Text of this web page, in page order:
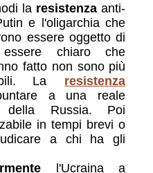
la resistenza anti-
e l'oligarchia che
essere oggetto di
chiaro che
fatto non sono più
La
resistenza
a una reale
della Russia. Poi
in tempi brevi o
a chi ha gli
l'Ucraina a